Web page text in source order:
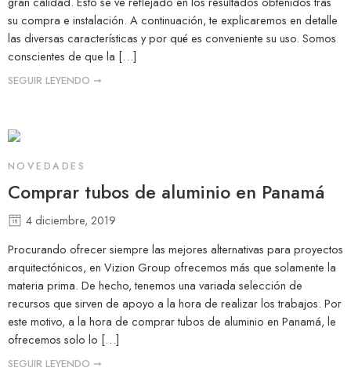
su compra e instalación. A continuación, te explicaremos en detalle
las diversas características y por qué es conveniente su uso. Somos
conscientes de que la […]
SEGUIR LEYENDO ➞
NOVEDADES
Comprar tubos de aluminio en Panamá
4 diciembre, 2019
Procurando ofrecer siempre las mejores alternativas para proyectos
arquitectónicos, en Vizion Group ofrecemos más que solamente la
materia prima. De hecho, tenemos una variada selección de
recursos que sirven de apoyo a la hora de realizar los trabajos. Por
este motivo, a la hora de comprar tubos de aluminio en Panamá, le
ofrecemos solo lo […]
SEGUIR LEYENDO ➞